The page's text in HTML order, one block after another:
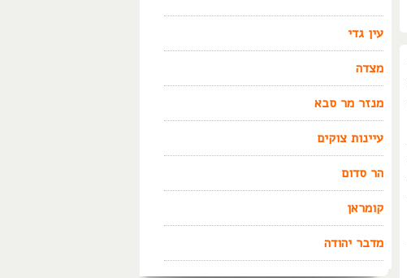
עין גדי
מצדה
מנזר מר סבא
עיינות צוקים
הר סדום
קומראן
מדבר יהודה